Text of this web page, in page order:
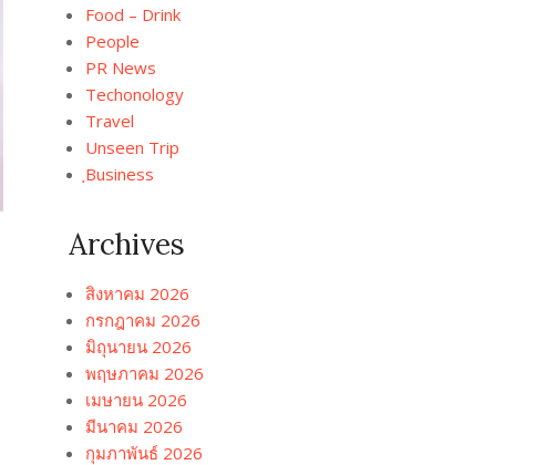
Food – Drink
People
PR News
Techonology
Travel
Unseen Trip
ฺBusiness
Archives
สิงหาคม 2026
กรกฎาคม 2026
มิถุนายน 2026
พฤษภาคม 2026
เมษายน 2026
มีนาคม 2026
กุมภาพันธ์ 2026